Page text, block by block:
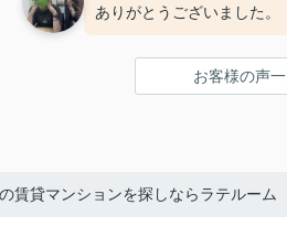
ありがとうございました。
お客様の声
賃貸マンションを探しならラテルーム